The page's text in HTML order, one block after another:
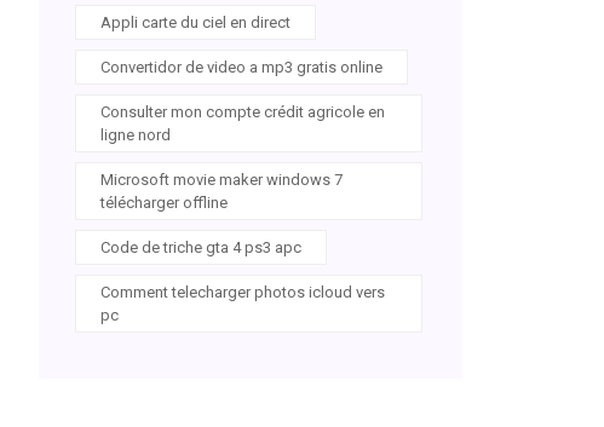
Appli carte du ciel en direct
Convertidor de video a mp3 gratis online
Consulter mon compte crédit agricole en
ligne nord
Microsoft movie maker windows 7
télécharger offline
Code de triche gta 4 ps3 apc
Comment telecharger photos icloud vers
pc